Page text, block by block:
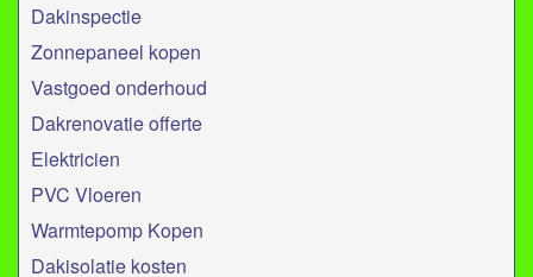
Dakinspectie
Zonnepaneel kopen
Vastgoed onderhoud
Dakrenovatie offerte
Elektricien
PVC Vloeren
Warmtepomp Kopen
Dakisolatie kosten